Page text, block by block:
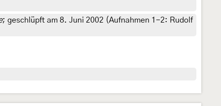
; geschlüpft am 8. Juni 2002 (Aufnahmen 1-2: Rudolf